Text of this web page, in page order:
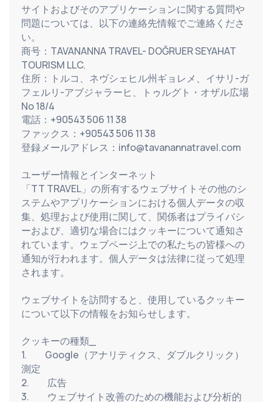
サイトおよびそのアプリケーションに関する質問や
問題については、以下の連絡先情報でご連絡くださ
い。
商号：TAVANANNA TRAVEL- DOĞRUER SEYAHAT
TOURISM LLC.
住所：トルコ、ネヴシェヒル州ギョレメ、イサリ-ガ
フェルリ-アブジャラーヒ、トゥルグト・オザル広場
No 18/4
電話：+90543 506 11 38
ファックス：+90543 506 11 38
登録メールアドレス：info@tavanannatravel.com
ユーザー情報とインターネット
「TT TRAVEL」の所有するウェブサイトその他のシ
ステムやアプリケーションにおける個人データの収
集、処理および使用に関して、関係者はプライバシ
ーおよび、適切な場合にはクッキーについて通知さ
れています。ウェブページ上での私たちの皆様への
通知が行われます。個人データは法律に従って処理
されます。
ウェブサイトを訪問すると、使用しているクッキー
について以下の情報をお知らせします。
クッキーの種類_
1.          Google（アナリティクス、ダブルクリック）
測定
2.          広告
3.          ウェブサイト改善のための機能および分析的